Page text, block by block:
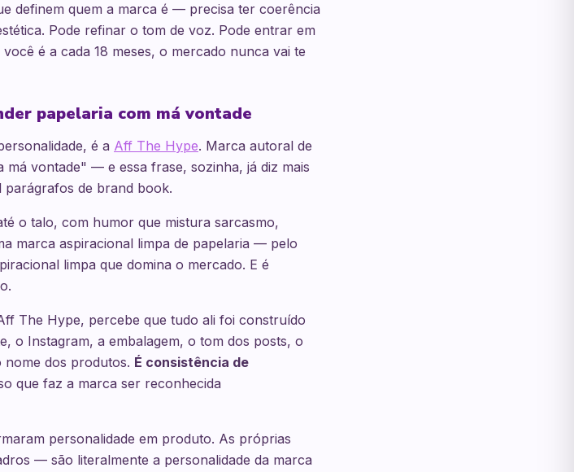
definem quem a marca é — precisa ter coerência
Pode refinar o tom de voz. Pode entrar em
é a cada 18 meses, o mercado nunca vai te
papelaria com má vontade
é a Aff The Hype. Marca autoral de
vontade" — e essa frase, sozinha, já diz mais
parágrafos de brand book.
o talo, com humor que mistura sarcasmo,
marca aspiracional limpa de papelaria — pelo
limpa que domina o mercado. E é
The Hype, percebe que tudo ali foi construído
o Instagram, a embalagem, o tom dos posts, o
nome dos produtos. É consistência de
que faz a marca ser reconhecida
personalidade em produto. As próprias
— são literalmente a personalidade da marca